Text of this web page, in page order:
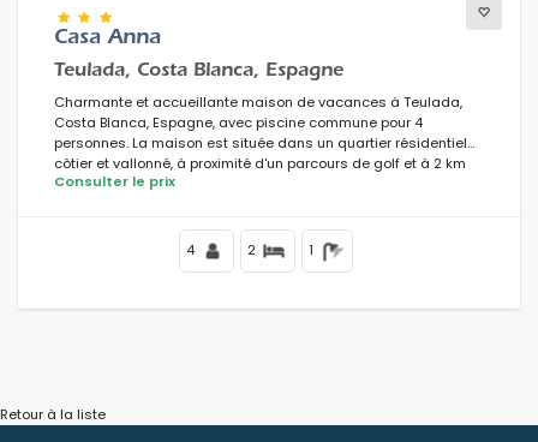
Zone de plage
En centre-ville (2)
En zone rurale
La moitié du tableau
Casa Anna
Teulada, Costa Blanca, Espagne
Charmante et accueillante maison de vacances à Teulada,
Costa Blanca, Espagne, avec piscine commune pour 4
personnes. La maison est située dans un quartier résidentiel
côtier et vallonné, à proximité d'un parcours de golf et à 2 km
de la plage de Benissa/Moraira.
Consulter le prix
4 2 1
Retour à la liste